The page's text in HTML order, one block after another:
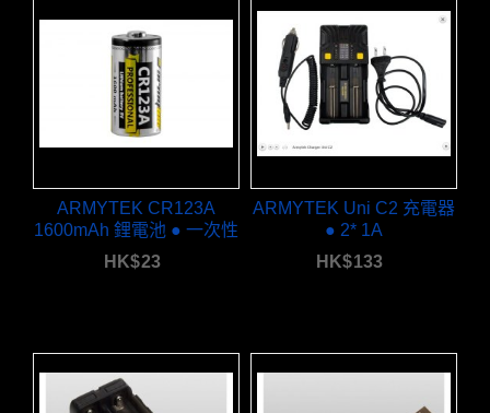
ARMYTEK CR123A
1600mAh 鋰電池 ● 一次性
HK$23
ARMYTEK Uni C2 充電器
● 2* 1A
HK$133